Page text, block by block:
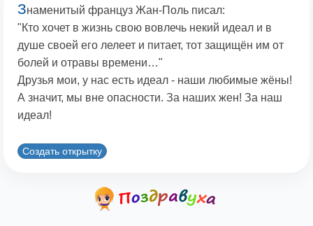
Знаменитый француз Жан-Поль писал:
"Кто хочет в жизнь свою вовлечь некий идеал и в
душе своей его лелеет и питает, тот защищён им от
болей и отравы времени…"
Друзья мои, у нас есть идеал - наши любимые жёны!
А значит, мы вне опасности. За наших жен! За наш
идеал!
Создать открытку